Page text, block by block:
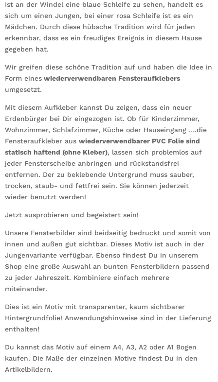
Ist an der Windel eine blaue Schleife zu sehen, handelt es
sich um einen Jungen, bei einer rosa Schleife ist es ein
Mädchen. Durch diese hübsche Tradition wird für jeden
erkennbar, dass es ein freudiges Ereignis in diesem Hause
gegeben hat.
Wir greifen diese schöne Tradition auf und haben die Idee in
Form eines wiederverwendbaren Fensteraufklebers
umgesetzt.
Mit diesem Aufkleber kannst Du zeigen, dass ein neuer
Erdenbürger bei Dir eingezogen ist. Ob für Kinderzimmer,
Wohnzimmer, Schlafzimmer, Küche oder Hauseingang ….die
Fensteraufkleber aus wiederverwendbarer PVC Folie sind
statisch haftend (ohne Kleber), lassen sich problemlos auf
jeder Fensterscheibe anbringen und rückstandsfrei
entfernen. Der zu beklebende Untergrund muss sauber,
trocken, staub- und fettfrei sein. Sie können jederzeit
wieder benutzt werden!
Jetzt ausprobieren und begeistert sein!
Unsere Fensterbilder sind beidseitig bedruckt und somit von
innen und außen gut sichtbar. Dieses Motiv ist auch in der
Jungenvariante verfügbar. Ebenso findest Du in unserem
Shop eine große Auswahl an bunten Fensterbildern passend
zu jeder Jahreszeit. Kombiniere einfach mehrere
miteinander.
Dies ist ein Motiv mit transparenter, kaum sichtbarer
Hintergrundfolie! Anwendungshinweise sind in der Lieferung
enthalten!
Du kannst das Motiv auf einem A4, A3, A2 oder A1 Bogen
kaufen. Die Maße der einzelnen Motive findest Du in den
Artikelbildern.